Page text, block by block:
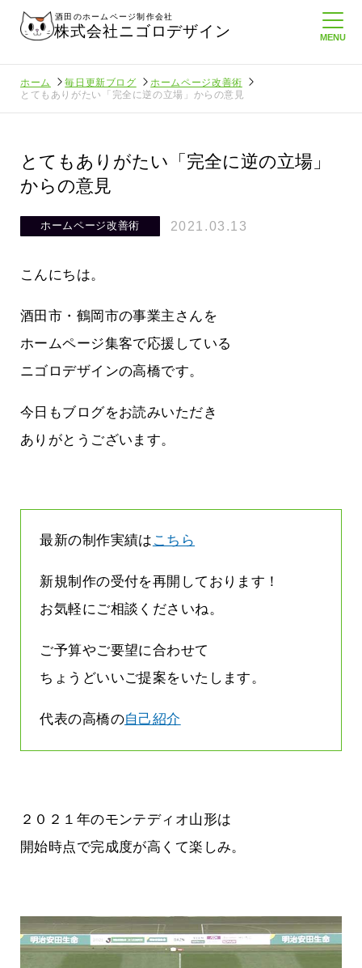
酒田のホームページ制作会社
株式会社ニゴロデザイン
ホーム 毎日更新ブログ
ホームページ改善術
とてもありがたい「完全に逆の立場」からの意見
とてもありがたい「完全に逆の立場」
からの意見
ホームページ改善術 2021.03.13
こんにちは。
酒田市・鶴岡市の事業主さんを
ホームページ集客で応援している
ニゴロデザインの高橋です。
今日もブログをお読みいただき
ありがとうございます。
最新の制作実績は こちら
新規制作の受付を再開しております！
お気軽にご相談くださいね。
ご予算やご要望に合わせて
ちょうどいいご提案をいたします。
代表の高橋の自己紹介
２０２１年のモンテディオ山形は
開始時点で完成度が高くて楽しみ。
けない
立ちたい
メンタルに来る～！想定してたより利
益が残らない仕事になってしまって
た…